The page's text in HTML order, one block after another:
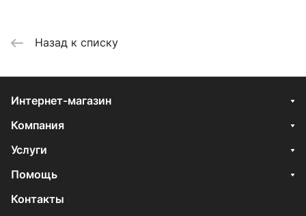
Назад к списку
Интернет-магазин
Компания
Услуги
Помощь
Контакты